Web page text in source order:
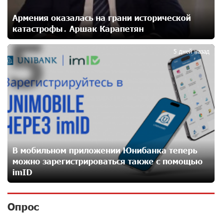
24 дней назад
Москва–Баку: есть разногласия, но связи
25 дней назад
День благодарности клиентам в Ванадзоре: IDBank
26 дней назад
Пашинян замотивирован уничтожить Армению․
Аршак Карапетян
28 дней назад
Армения оказалась на грани исторической
катастрофы․ Аршак Карапетян
В мобильном приложении Юнибанка теперь
можно зарегистрироваться также с помощью
imID
5 дней назад
5
Опрос